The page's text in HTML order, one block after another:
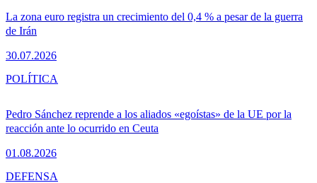
La zona euro registra un crecimiento del 0,4 % a pesar de la guerra
de Irán
30.07.2026
Pedro Sánchez reprende a los aliados «egoístas» de la UE por la
reacción ante lo ocurrido en Ceuta
01.08.2026
POLÍTICA
DEFENSA